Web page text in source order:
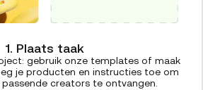
1. Plaats taak
gebruik onze templates of maak
je producten en instructies toe om
passende creators te ontvangen.